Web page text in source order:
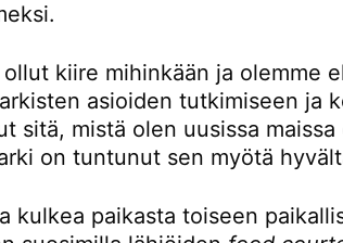
kiire mihinkään ja olemme
asioiden tutkimiseen ja
sitä, mistä olen uusissa
on tuntunut sen myötä
kulkea paikasta toiseen